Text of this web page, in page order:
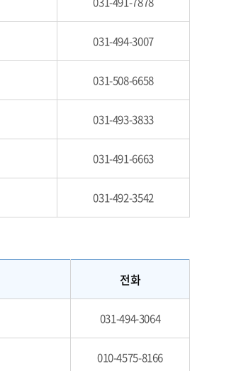
031-494-3007
031-508-6658
031-493-3833
031-491-6663
031-492-3542
전화
031-494-3064
010-4575-8166